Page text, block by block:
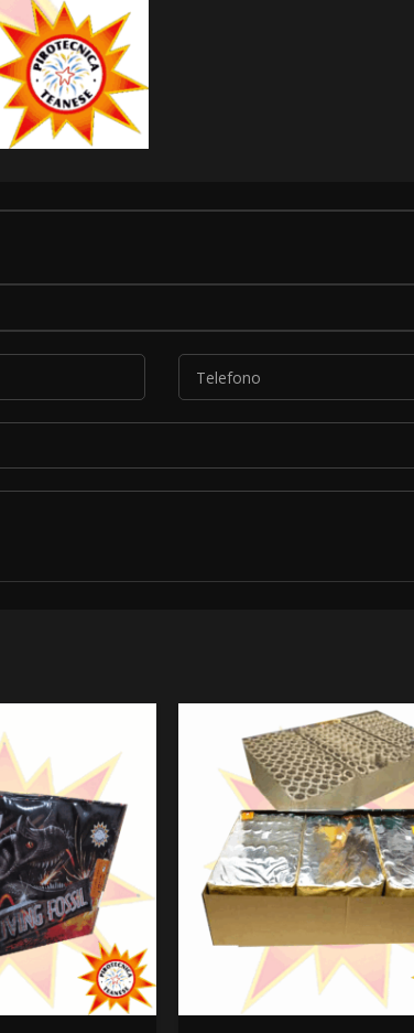
descritte nella nostra informativa sulla privacy.*